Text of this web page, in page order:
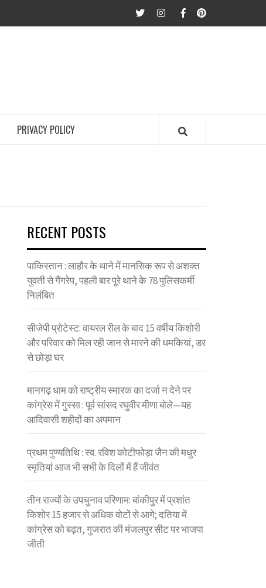
twitterInstagram
FacebookPinterest
PRIVACY POLICY
RECENT POSTS
पाकिस्तान : लाहौर के थाने में मानसिक रूप से अशक्त
युवती से गैंगरेप, पहली बार पूरे थाने के 78 पुलिसकर्मी
निलंबित
सीजेपी प्रोटेस्ट: वायरल रील के बाद 15 वर्षीय किशोरी
और परिवार को मिल रही जान से मारने की धमकियां, डर
से छोड़ा घर
मानगढ़ धाम को राष्ट्रीय स्मारक का दर्जा न देने पर
कांग्रेस में गुस्सा : पूर्व सांसद रघुवीर मीणा बोले—यह
आदिवासी शहीदों का अपमान
प्रथम पुण्यतिथि : स्व. रविश कोटीफोड़ा जैन की मधुर
स्मृतियां आज भी सभी के दिलों में हैं जीवंत
तीन राज्यों के उपचुनाव परिणाम: बांकीपुर में प्रशांत
किशोर 15 हजार से अधिक वोटों से आगे; दतिया में
कांग्रेस को बढ़त, गुजरात की मंजलपुर सीट पर भाजपा
जीती